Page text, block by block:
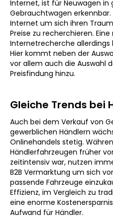
Internet, ist für Neuwagen
Gebrauchtwagen
Internet um sich ihren
Preise zu recherchieren.
Internetrecherche
Hier kommt neben der
vor allem auch die Auswahl
Preisfindung hinzu.
Gleiche Trends bei
Auch bei dem Verkauf von
gewerblichen Händlern
Onlinehandels stetig.
Händlerfahrzeugen früher
zeitintensiv war, nutzen
B2B Vermarktung um sich
passende Fahrzeuge
Effizienz, im Vergleich zu
eine enorme
Aufwand für Händler.